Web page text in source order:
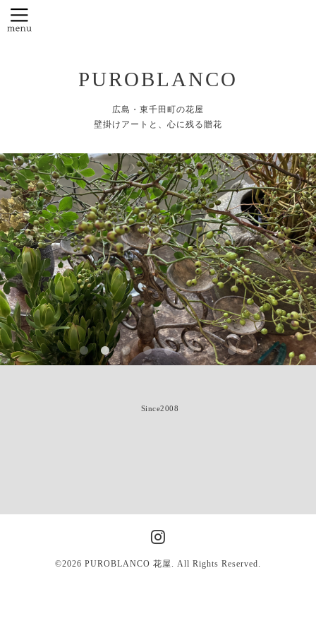
PUROBLANCO
広島・東千田町の花屋
壁掛けアートと、心に残る贈花
Since2008
©2026 PUROBLANCO 花屋 . All Rights Reserved.